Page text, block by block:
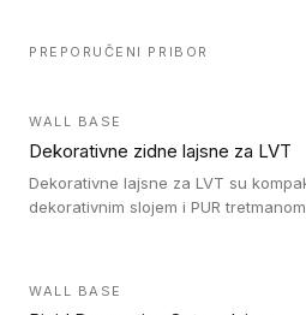
PREPORUČENI PRIBOR
WALL BASE
Dekorativne zidne lajsne za LVT
Dekorativne lajsne za LVT su
dekorativnim slojem i PUR
WALL BASE